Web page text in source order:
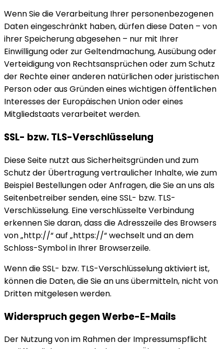
Wenn Sie die Verarbeitung Ihrer personenbezogenen
Daten eingeschränkt haben, dürfen diese Daten – von
ihrer Speicherung abgesehen – nur mit Ihrer
Einwilligung oder zur Geltendmachung, Ausübung oder
Verteidigung von Rechtsansprüchen oder zum Schutz
der Rechte einer anderen natürlichen oder juristischen
Person oder aus Gründen eines wichtigen öffentlichen
Interesses der Europäischen Union oder eines
Mitgliedstaats verarbeitet werden.
SSL- bzw. TLS-Verschlüsselung
Diese Seite nutzt aus Sicherheitsgründen und zum
Schutz der Übertragung vertraulicher Inhalte, wie zum
Beispiel Bestellungen oder Anfragen, die Sie an uns als
Seitenbetreiber senden, eine SSL- bzw. TLS-
Verschlüsselung. Eine verschlüsselte Verbindung
erkennen Sie daran, dass die Adresszeile des Browsers
von „http://“ auf „https://“ wechselt und an dem
Schloss-Symbol in Ihrer Browserzeile.
Wenn die SSL- bzw. TLS-Verschlüsselung aktiviert ist,
können die Daten, die Sie an uns übermitteln, nicht von
Dritten mitgelesen werden.
Widerspruch gegen Werbe-E-Mails
Der Nutzung von im Rahmen der Impressumspflicht